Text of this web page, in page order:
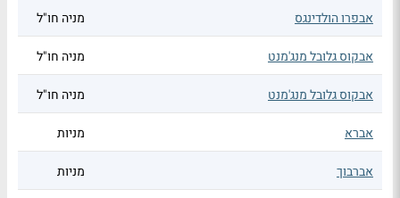
אבפרו הולדינגס מניה חו"ל
אבקוס גלובל מנג'מנט מניה חו"ל
אבקוס גלובל מנג'מנט מניה חו"ל
אברא מניות
אברבוך מניות